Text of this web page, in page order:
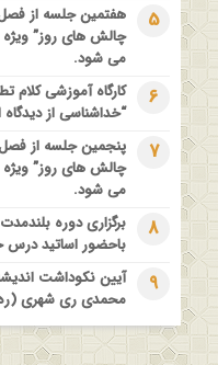
5
هفتمین جلسه از
چالش های روز” ویژه
می شود.
6
کارگاه آموزشی کلام
“خداشناسی از دیدگاه
7
پنجمین جلسه از
چالش های روز” ویژه
می شود.
8
برگزاری دوره
باحضور اساتید درس
9
آیین نکوداشت
محمدی ری شهری